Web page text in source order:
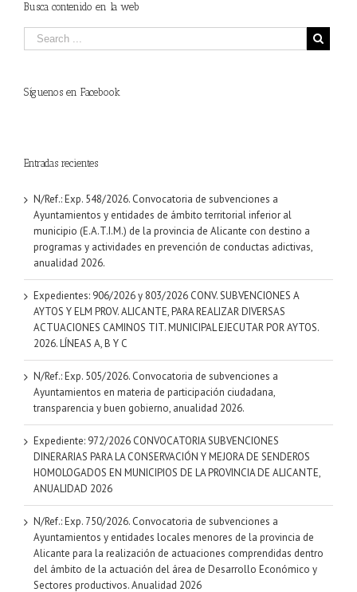
Busca contenido en la web
Síguenos en Facebook
Entradas recientes
N/Ref.: Exp. 548/2026. Convocatoria de subvenciones a
Ayuntamientos y entidades de ámbito territorial inferior al
municipio (E.A.T.I.M.) de la provincia de Alicante con destino a
programas y actividades en prevención de conductas adictivas,
anualidad 2026.
Expedientes: 906/2026 y 803/2026 CONV. SUBVENCIONES A
AYTOS Y ELM PROV. ALICANTE, PARA REALIZAR DIVERSAS
ACTUACIONES CAMINOS TIT. MUNICIPAL EJECUTAR POR AYTOS.
2026. LÍNEAS A, B Y C
N/Ref.: Exp. 505/2026. Convocatoria de subvenciones a
Ayuntamientos en materia de participación ciudadana,
transparencia y buen gobierno, anualidad 2026.
Expediente: 972/2026 CONVOCATORIA SUBVENCIONES
DINERARIAS PARA LA CONSERVACIÓN Y MEJORA DE SENDEROS
HOMOLOGADOS EN MUNICIPIOS DE LA PROVINCIA DE ALICANTE,
ANUALIDAD 2026
N/Ref.: Exp. 750/2026. Convocatoria de subvenciones a
Ayuntamientos y entidades locales menores de la provincia de
Alicante para la realización de actuaciones comprendidas dentro
del ámbito de la actuación del área de Desarrollo Económico y
Sectores productivos. Anualidad 2026